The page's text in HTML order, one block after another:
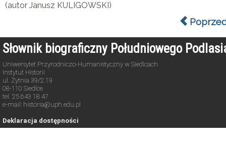
(autor Janusz KULIGOWSKI)
Słownik biograficzny Południowego
Uniwersytet Przyrodniczo-Humanistyczny w Siedlcach
Instytut Historii
ul. Żytnia 39/2.19
08-110 Siedlce
tel. 25 643 18 47
e-mail: historia@uph.edu.pl
Deklaracja dostępności